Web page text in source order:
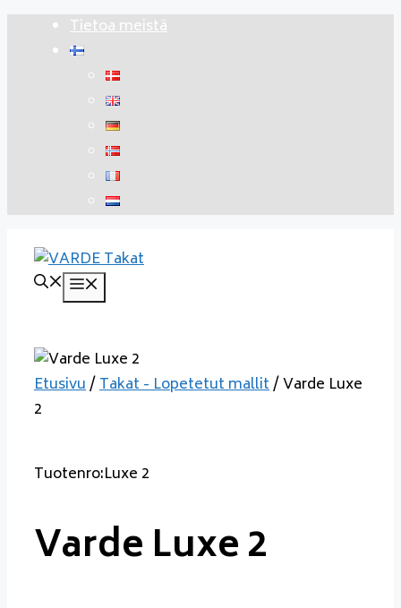
sisältöön
Tietoa meistä
Etusivu/Takat - Lopetetut mallit/ Varde Luxe
2
Tuotenro:Luxe 2
Varde Luxe 2